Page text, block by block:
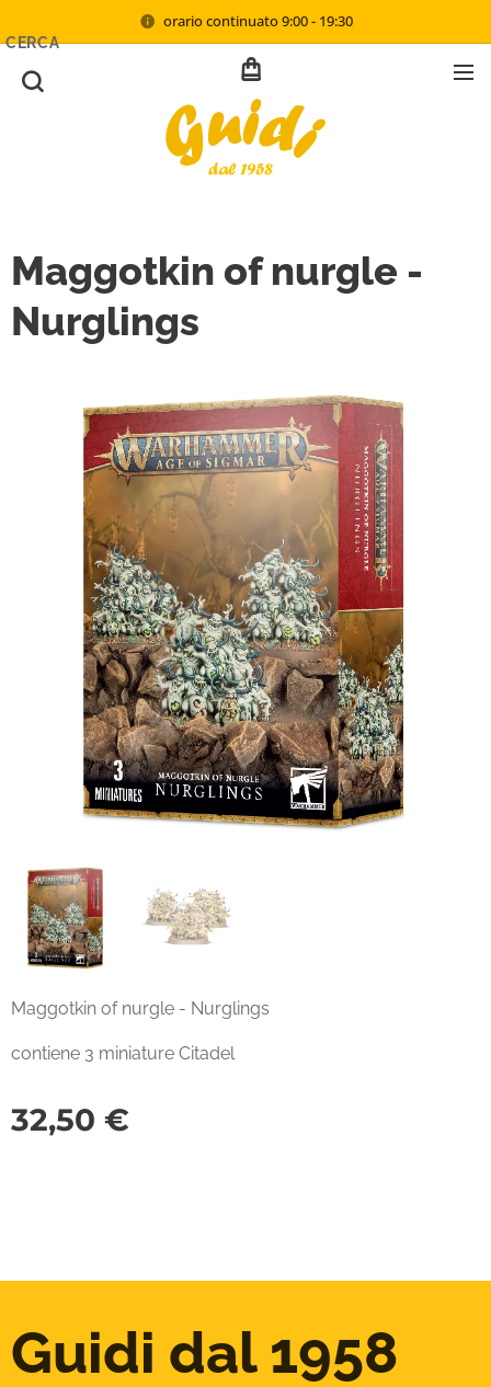
orario continuato 9:00 - 19:30
CERCA
Maggotkin of nurgle -
Nurglings
Maggotkin of nurgle - Nurglings
contiene 3 miniature Citadel
32,50 €
Guidi dal 1958